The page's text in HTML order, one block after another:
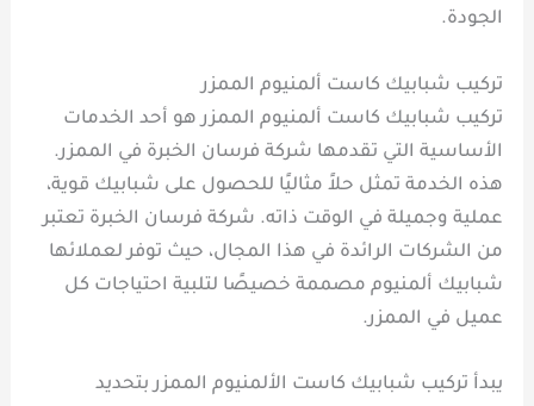
الجودة.
تركيب شبابيك كاست ألمنيوم الممزر
تركيب شبابيك كاست ألمنيوم الممزر هو أحد الخدمات
الأساسية التي تقدمها شركة فرسان الخبرة في الممزر.
هذه الخدمة تمثل حلاً مثاليًا للحصول على شبابيك قوية،
عملية وجميلة في الوقت ذاته. شركة فرسان الخبرة تعتبر
من الشركات الرائدة في هذا المجال، حيث توفر لعملائها
شبابيك ألمنيوم مصممة خصيصًا لتلبية احتياجات كل
عميل في الممزر.
يبدأ تركيب شبابيك كاست الألمنيوم الممزر بتحديد